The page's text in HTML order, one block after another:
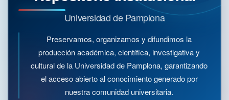
Universidad de Pamplona
Preservamos, organizamos y difundimos la
producción académica, científica, investigativa y
cultural de la Universidad de Pamplona, garantizando
el acceso abierto al conocimiento generado por
nuestra comunidad universitaria.